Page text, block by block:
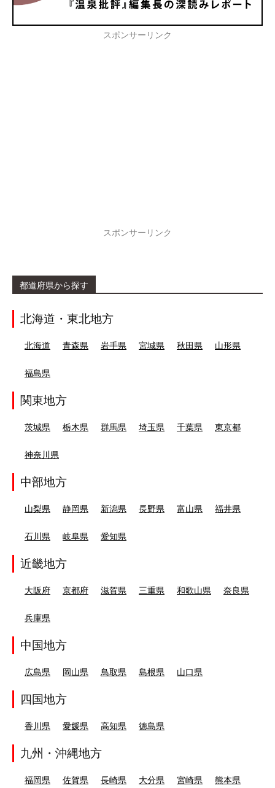
スポンサーリンク
スポンサーリンク
都道府県から探す
北海道・東北地方
北海道 青森県 岩手県 宮城県 秋田県 山形県
福島県
関東地方
茨城県 栃木県 群馬県 埼玉県 千葉県 東京都
神奈川県
中部地方
山梨県 静岡県 新潟県 長野県 富山県 福井県
石川県 岐阜県 愛知県
近畿地方
大阪府 京都府 滋賀県 三重県 和歌山県 奈良県
兵庫県
中国地方
広島県 岡山県 鳥取県 島根県 山口県
四国地方
香川県 愛媛県 高知県 徳島県
九州・沖縄地方
福岡県 佐賀県 長崎県 大分県 宮崎県 熊本県